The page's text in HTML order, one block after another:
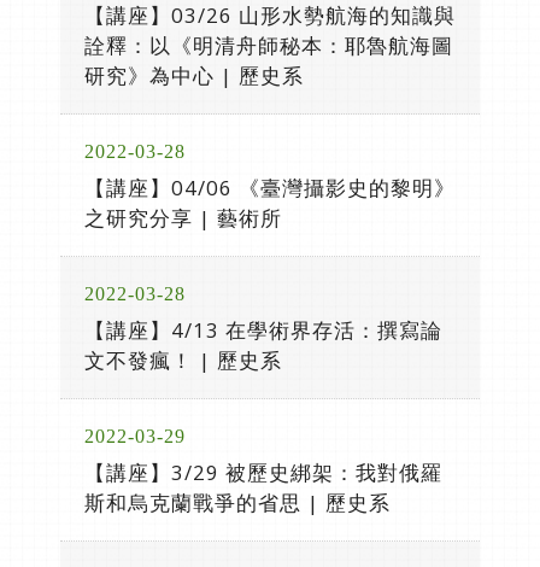
【講座】03/26 山形水勢航海的知識與
詮釋：以《明清舟師秘本：耶魯航海圖
研究》為中心 | 歷史系
2022-03-28
【講座】04/06 《臺灣攝影史的黎明》
之研究分享 | 藝術所
2022-03-28
【講座】4/13 在學術界存活：撰寫論
文不發瘋！ | 歷史系
2022-03-29
【講座】3/29 被歷史綁架：我對俄羅
斯和烏克蘭戰爭的省思 | 歷史系